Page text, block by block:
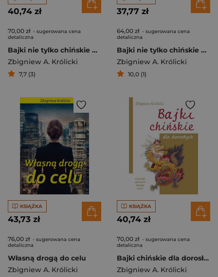
40,74 zł
70,00 zł - sugerowana cena
detaliczna
Bajki nie tylko chińskie dla ambitnych Czyli 108 opowieści, motywacji i refleksji
Zbigniew A. Królicki
7,7 (3)
37,77 zł
64,00 zł - sugerowana cena
detaliczna
Bajki nie tylko chińskie dla wszystkich 64 nowe opowieści dziwnej treści
Zbigniew A. Królicki
10,0 (1)
KSIĄŻKA
43,73 zł
76,00 zł - sugerowana cena
detaliczna
Własną drogą do celu
Zbigniew A. Królicki
KSIĄŻKA
40,74 zł
70,00 zł - sugerowana cena
detaliczna
Bajki chińskie dla dorosłych Czyli 108 opowieści dziwnej treści
Zbigniew A. Królicki